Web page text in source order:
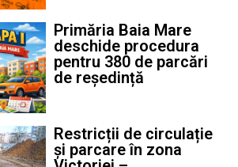
Primăria Baia Mare
deschide procedura
pentru 380 de parcări
de reședință
Restricții de circulație
și parcare în zona